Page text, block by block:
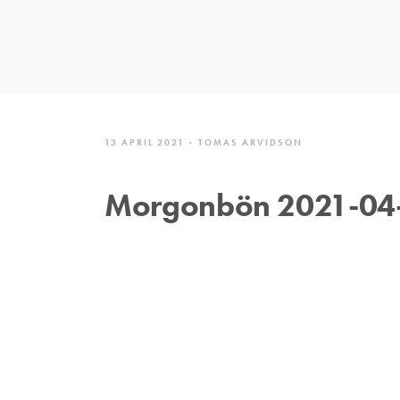
Morgonbön 2021-
TOMAS ARVIDSON
13 APRIL 2021